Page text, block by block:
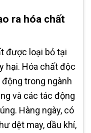
ra hóa chất
được loại bỏ tại
hại. Hóa chất độc
trong ngành
và các tác động
Hàng ngày, có
dệt may, dầu khí,